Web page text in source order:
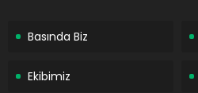
Basında Biz
Ekibimiz